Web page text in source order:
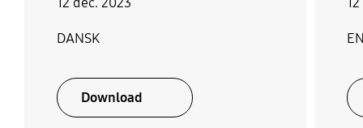
DANSK
Download